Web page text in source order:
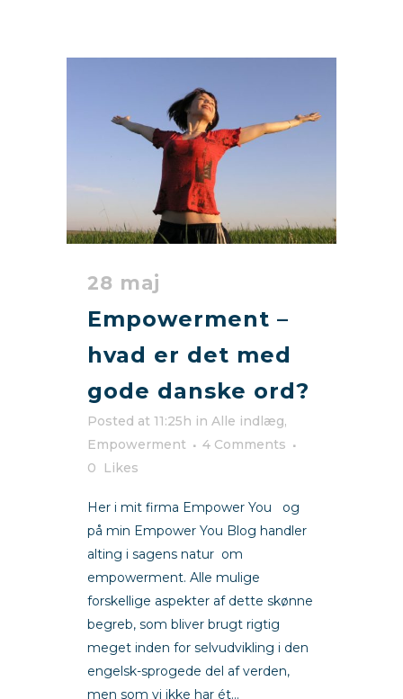
28 maj
Empowerment –
hvad er det med
gode danske ord?
Posted at 11:25h in Alle indlæg,
Empowerment
4 Comments
0
Likes
Her i mit firma Empower You og
på min Empower You Blog handler
alting i sagens natur om
empowerment. Alle mulige
forskellige aspekter af dette skønne
begreb, som bliver brugt rigtig
meget inden for selvudvikling i den
engelsk-sprogede del af verden,
men som vi ikke har ét...